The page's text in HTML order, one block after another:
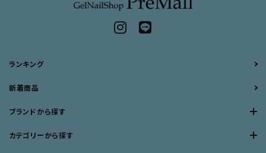
ランキング
新着商品
ブランドから探す
カテゴリーから探す